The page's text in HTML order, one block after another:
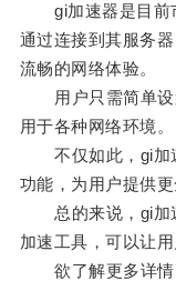
gi加速器是目前市
通过连接到其服务
流畅的网络体验。
用户只需简单设
用于各种网络环境。
不仅如此，gi加
功能，为用户提供更
总的来说，gi加
加速工具，可以让
欲了解更多详情